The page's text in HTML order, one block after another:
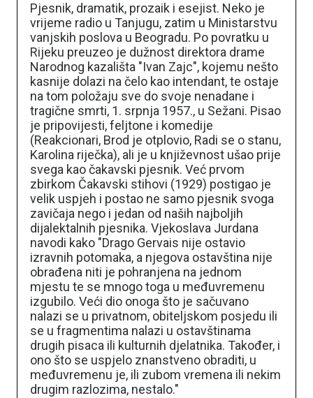
Pjesnik, dramatik, prozaik i esejist. Neko je
vrijeme radio u Tanjugu, zatim u Ministarstvu
vanjskih poslova u Beogradu. Po povratku u
Rijeku preuzeo je dužnost direktora drame
Narodnog kazališta "Ivan Zajc", kojemu nešto
kasnije dolazi na čelo kao intendant, te ostaje
na tom položaju sve do svoje nenadane i
tragične smrti, 1. srpnja 1957., u Sežani. Pisao
je pripovijesti, feljtone i komedije
(Reakcionari, Brod je otplovio, Radi se o stanu,
Karolina riječka), ali je u književnost ušao prije
svega kao čakavski pjesnik. Već prvom
zbirkom Čakavski stihovi (1929) postigao je
velik uspjeh i postao ne samo pjesnik svoga
zavičaja nego i jedan od naših najboljih
dijalektalnih pjesnika. Vjekoslava Jurdana
navodi kako "Drago Gervais nije ostavio
izravnih potomaka, a njegova ostavština nije
obrađena niti je pohranjena na jednom
mjestu te se mnogo toga u međuvremenu
izgubilo. Veći dio onoga što je sačuvano
nalazi se u privatnom, obiteljskom posjedu ili
se u fragmentima nalazi u ostavštinama
drugih pisaca ili kulturnih djelatnika. Također, i
ono što se uspjelo znanstveno obraditi, u
međuvremenu je, ili zubom vremena ili nekim
drugim razlozima, nestalo."